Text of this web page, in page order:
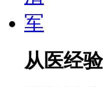
从医经验